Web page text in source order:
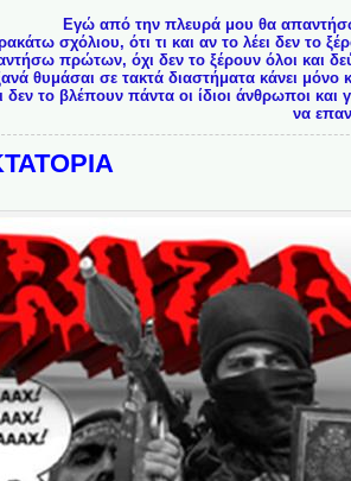
Εγώ από την πλευρά μου θα
σχόλιου, ότι τι και αν το λέει δεν το
πρώτων, όχι δεν το ξέρουν όλοι και
θυμάσαι σε τακτά διαστήματα κάνει μόνο
δεν το βλέπουν πάντα οι ίδιοι άνθρωποι και
να